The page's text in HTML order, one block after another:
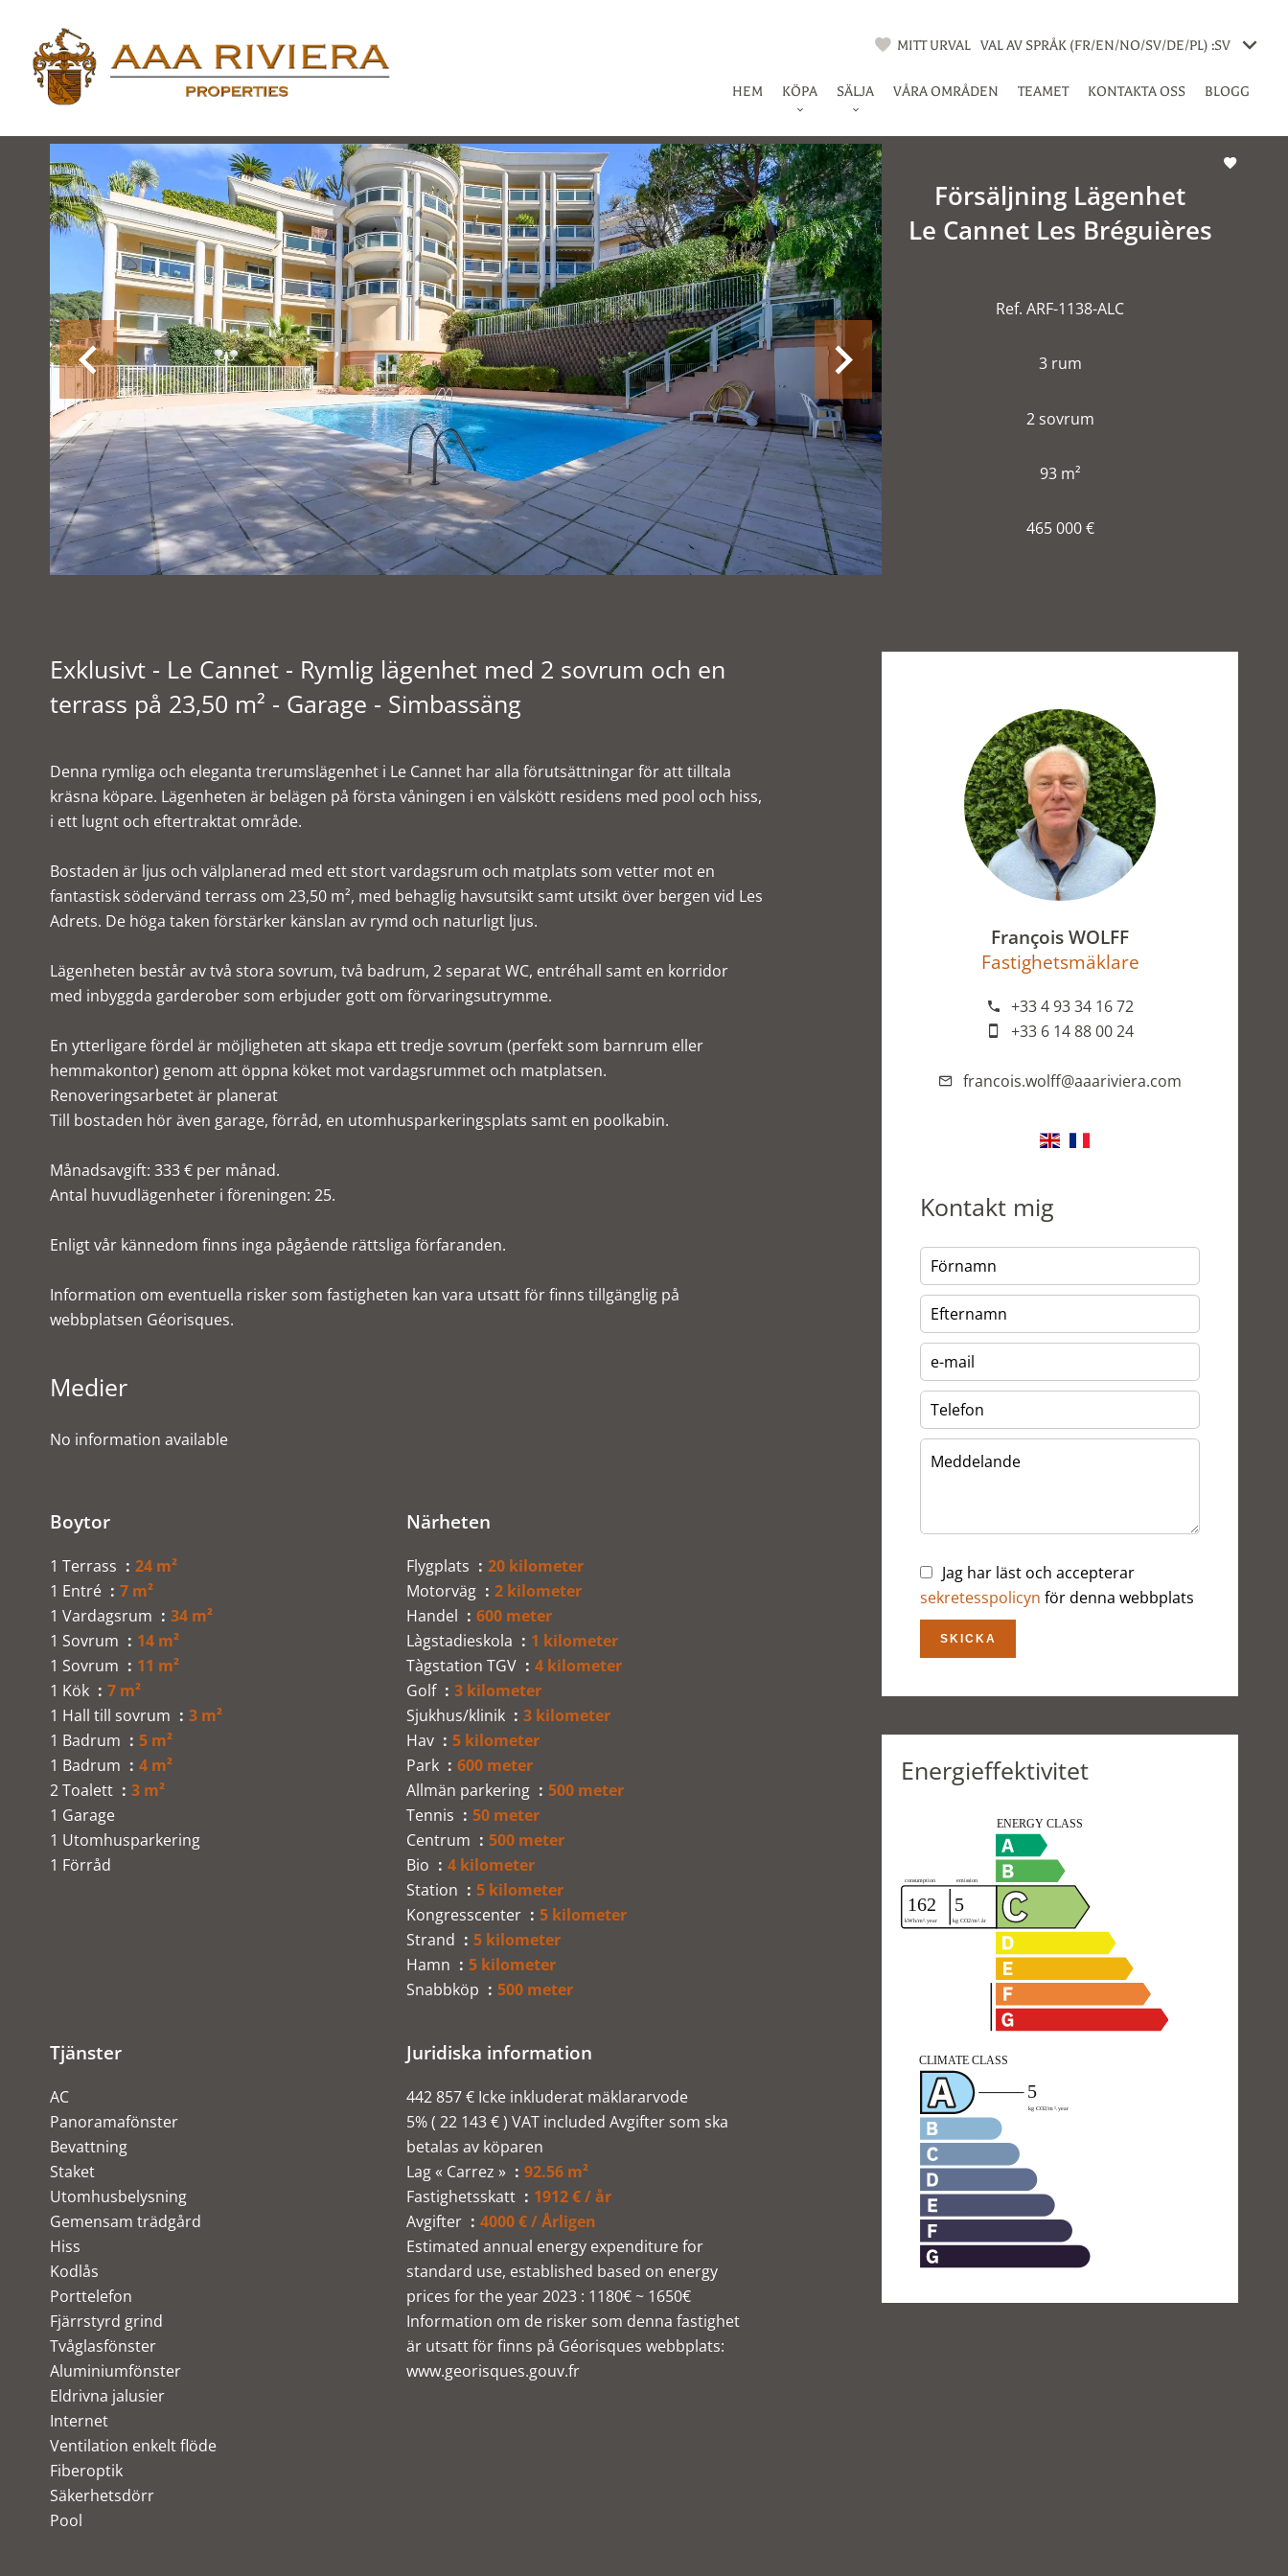
MITT URVAL VAL AV SPRÅK (FR/EN/NO/SV/DE/PL) :SV
HEM KÖPA SÄLJA VÅRA OMRÅDEN TEAMET KONTAKTA OSS BLOGG
Försäljning Lägenhet
Le Cannet Les Bréguières
Ref. ARF-1138-ALC
3 rum
2 sovrum
93 m²
465 000 €
Exklusivt - Le Cannet - Rymlig lägenhet med 2 sovrum och en
terrass på 23,50 m² - Garage - Simbassäng
Denna rymliga och eleganta trerumslägenhet i Le Cannet har alla förutsättningar för att tilltala
kräsna köpare. Lägenheten är belägen på första våningen i en välskött residens med pool och hiss,
i ett lugnt och eftertraktat område.
Bostaden är ljus och välplanerad med ett stort vardagsrum och matplats som vetter mot en
fantastisk södervänd terrass om 23,50 m², med behaglig havsutsikt samt utsikt över bergen vid Les
Adrets. De höga taken förstärker känslan av rymd och naturligt ljus.
Lägenheten består av två stora sovrum, två badrum, 2 separat WC, entréhall samt en korridor
med inbyggda garderober som erbjuder gott om förvaringsutrymme.
En ytterligare fördel är möjligheten att skapa ett tredje sovrum (perfekt som barnrum eller
hemmakontor) genom att öppna köket mot vardagsrummet och matplatsen.
Renoveringsarbetet är planerat
Till bostaden hör även garage, förråd, en utomhusparkeringsplats samt en poolkabin.
Månadsavgift: 333 € per månad.
Antal huvudlägenheter i föreningen: 25.
Enligt vår kännedom finns inga pågående rättsliga förfaranden.
Information om eventuella risker som fastigheten kan vara utsatt för finns tillgänglig på
webbplatsen Géorisques.
Medier
No information available
Boytor
1 Terrass
24 m²
1 Entré
7 m²
1 Vardagsrum
34 m²
1 Sovrum
14 m²
1 Sovrum
11 m²
1 Kök
7 m²
1 Hall till sovrum
3 m²
1 Badrum
5 m²
1 Badrum
4 m²
2 Toalett
3 m²
1 Garage
1 Utomhusparkering
1 Förråd
Närheten
Flygplats
20 kilometer
Motorväg
2 kilometer
Handel
600 meter
Làgstadieskola
1 kilometer
Tàgstation TGV
4 kilometer
Golf
3 kilometer
Sjukhus/klinik
3 kilometer
Hav
5 kilometer
Park
600 meter
Allmän parkering
500 meter
Tennis
50 meter
Centrum
500 meter
Bio
4 kilometer
Station
5 kilometer
Kongresscenter
5 kilometer
Strand
5 kilometer
Hamn
5 kilometer
Snabbköp
500 meter
Tjänster
AC
Panoramafönster
Bevattning
Staket
Utomhusbelysning
Gemensam trädgård
Hiss
Kodlås
Porttelefon
Fjärrstyrd grind
Tvåglasfönster
Aluminiumfönster
Eldrivna jalusier
Internet
Ventilation enkelt flöde
Fiberoptik
Säkerhetsdörr
Pool
Juridiska information
442 857 € Icke inkluderat mäklararvode
5% ( 22 143 € ) VAT included Avgifter som ska
betalas av köparen
Lag « Carrez »
92.56 m²
Fastighetsskatt
1912 € / år
Avgifter
4000 € / Årligen
Estimated annual energy expenditure for
standard use, established based on energy
prices for the year 2023 : 1180€ ~ 1650€
Information om de risker som denna fastighet
är utsatt för finns på Géorisques webbplats:
www.georisques.gouv.fr
François WOLFF
Fastighetsmäklare
+33 4 93 34 16 72
+33 6 14 88 00 24
francois.wolff@aaariviera.com
Kontakt mig
Jag har läst och accepterar
sekretesspolicyn för denna webbplats
SKICKA
Energieffektivitet